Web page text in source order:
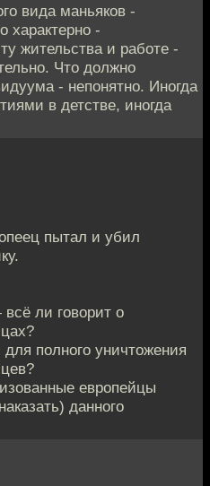
вида маньяков -
характерно -
жительства и работе -
Что должно
- непонятно. Иногда
в детстве, иногда
пытал и убил
ли говорит о
полного уничтожения
европейцы
данного